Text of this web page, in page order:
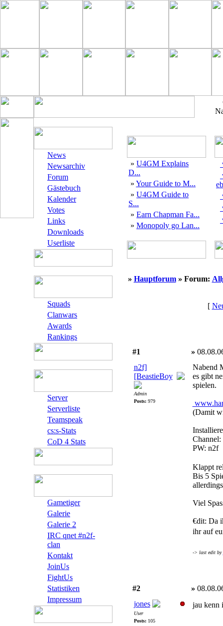
News
Newsarchiv
Forum
Gästebuch
Kalender
Votes
Links
Downloads
Userliste
Squads
Clanwars
Awards
Rankings
Server
Serverliste
Teamspeak
cs:s-Stats
CoD 4 Stats
Gametiger
Galerie
Galerie 2
IRC qnet #n2f-
clan
Kontakt
JoinUs
FightUs
Statistiken
Impressum
» U4GM Explains
D...
» Your Guide to M...
» U4GM Guide to
S...
» Earn Chapman Fa...
» Monopoly go Lan...
» Hauptforum » Forum:
[
#1 »
n2f]
[BeastieBoy
Admin
Posts:979
Nabend
es gibt
spielen.
(Damit
PW: n2f
Klappt
Bis 5
Viel
€dit: Da
ihr auf
-> last edit by
#2 »
jones
User
Posts:105
jau kenn